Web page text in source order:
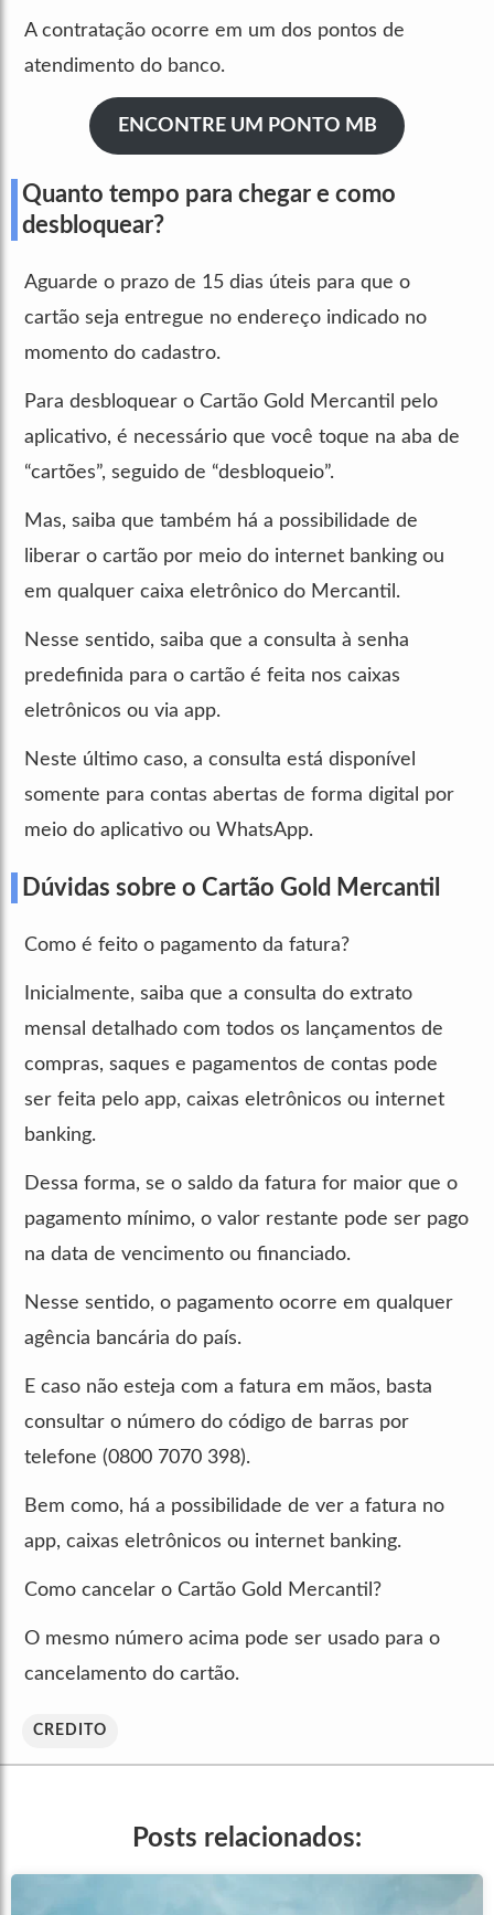
A contratação ocorre em um dos pontos de
atendimento do banco.
ENCONTRE UM PONTO MB
Quanto tempo para chegar e como
desbloquear?
Aguarde o prazo de 15 dias úteis para que o
cartão seja entregue no endereço indicado no
momento do cadastro.
Para desbloquear o Cartão Gold Mercantil pelo
aplicativo, é necessário que você toque na aba de
“cartões”, seguido de “desbloqueio”.
Mas, saiba que também há a possibilidade de
liberar o cartão por meio do internet banking ou
em qualquer caixa eletrônico do Mercantil.
Nesse sentido, saiba que a consulta à senha
predefinida para o cartão é feita nos caixas
eletrônicos ou via app.
Neste último caso, a consulta está disponível
somente para contas abertas de forma digital por
meio do aplicativo ou WhatsApp.
Dúvidas sobre o Cartão Gold Mercantil
Como é feito o pagamento da fatura?
Inicialmente, saiba que a consulta do extrato
mensal detalhado com todos os lançamentos de
compras, saques e pagamentos de contas pode
ser feita pelo app, caixas eletrônicos ou internet
banking.
Dessa forma, se o saldo da fatura for maior que o
pagamento mínimo, o valor restante pode ser pago
na data de vencimento ou financiado.
Nesse sentido, o pagamento ocorre em qualquer
agência bancária do país.
E caso não esteja com a fatura em mãos, basta
consultar o número do código de barras por
telefone (0800 7070 398).
Bem como, há a possibilidade de ver a fatura no
app, caixas eletrônicos ou internet banking.
Como cancelar o Cartão Gold Mercantil?
O mesmo número acima pode ser usado para o
cancelamento do cartão.
CREDITO
Posts relacionados: